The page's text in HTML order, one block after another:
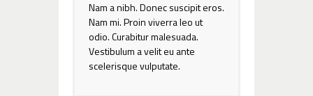
Nam a nibh. Donec suscipit eros.
Nam mi. Proin viverra leo ut
odio. Curabitur malesuada.
Vestibulum a velit eu ante
scelerisque vulputate.